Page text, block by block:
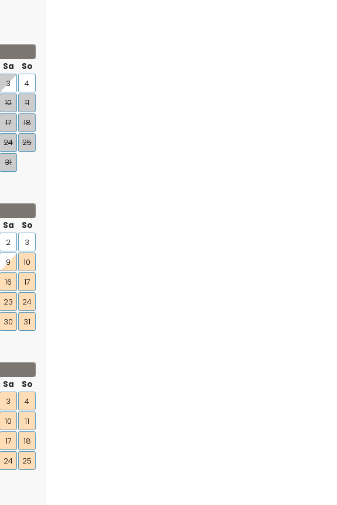
Sa So
3
4
10
11
17
18
24
25
31
Sa So
2
3
9
10
16
17
23
24
30 31
Sa So
3
4
10
11
17
18
24
25